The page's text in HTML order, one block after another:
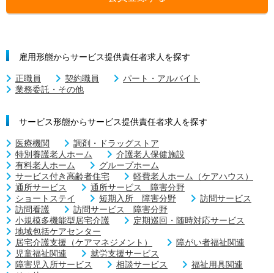
雇用形態からサービス提供責任者求人を探す
正職員 契約職員
パート・アルバイト
業務委託・その他
サービス形態からサービス提供責任者求人を探す
医療機関
調剤・ドラッグストア
特別養護老人ホーム
介護老人保健施設
有料老人ホーム
グループホーム
サービス付き高齢者住宅
軽費老人ホーム（ケアハウス）
通所サービス
通所サービス 障害分野
ショートステイ
短期入所 障害分野
訪問サービス
訪問看護
訪問サービス 障害分野
小規模多機能型居宅介護
定期巡回・随時対応サービス
地域包括ケアセンター
居宅介護支援（ケアマネジメント）
障がい者福祉関連
児童福祉関連
就労支援サービス
障害児入所サービス
相談サービス
福祉用具関連